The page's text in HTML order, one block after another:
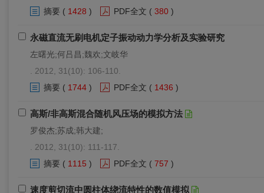
摘要 ( 1428 ) PDF全文 ( 380 )
永磁直流无刷电机定子振动动力学分析及实验研究
左曙光;何吕昌;魏欢;文岐华
. 2012, 31(10): 106-110.
摘要 ( 1744 ) PDF全文 ( 1436 )
高斯/非高斯混合随机风压场的模拟方法
罗俊杰;苏成;韩大建;
. 2012, 31(10): 111-117.
摘要 ( 1115 ) PDF全文 ( 757 )
速度剪切流中圆柱体绕流特性的数值模拟